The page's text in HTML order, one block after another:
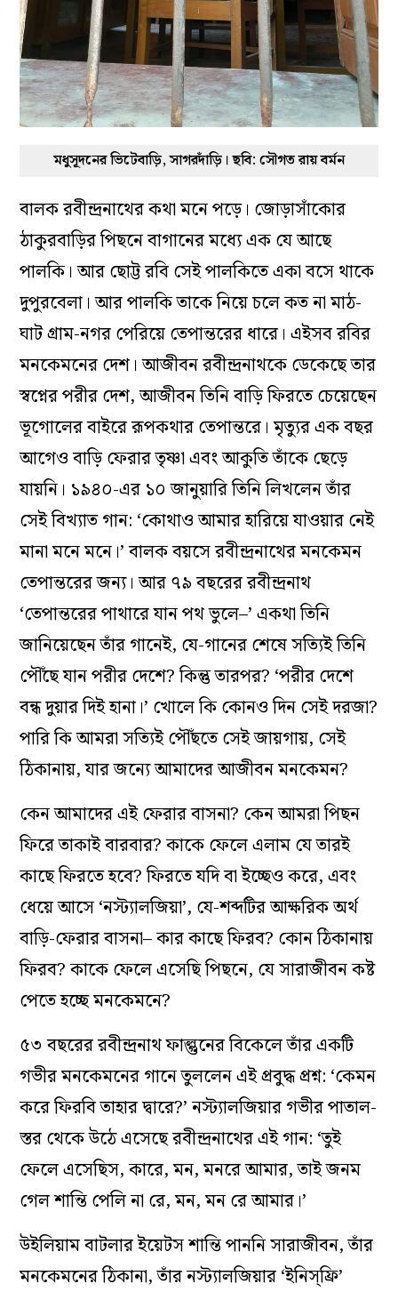
মধুসূদনের ভিটেবাড়ি, সাগরদাঁড়ি। ছবি: সৌগত রায় বর্মন
বালক রবীন্দ্রনাথের কথা মনে পড়ে। জোড়াসাঁকোর
ঠাকুরবাড়ির পিছনে বাগানের মধ্যে এক যে আছে
পালকি। আর ছোট্ট রবি সেই পালকিতে একা বসে থাকে
দুপুরবেলা। আর পালকি তাকে নিয়ে চলে কত না মাঠ-
ঘাট গ্রাম-নগর পেরিয়ে তেপান্তরের ধারে। এইসব রবির
মনকেমনের দেশ। আজীবন রবীন্দ্রনাথকে ডেকেছে তার
স্বপ্নের পরীর দেশ, আজীবন তিনি বাড়ি ফিরতে চেয়েছেন
ভূগোলের বাইরে রূপকথার তেপান্তরে। মৃত্যুর এক বছর
আগেও বাড়ি ফেরার তৃষ্ণা এবং আকুতি তাঁকে ছেড়ে
যায়নি। ১৯৪০-এর ১০ জানুয়ারি তিনি লিখলেন তাঁর
সেই বিখ্যাত গান: ‘কোথাও আমার হারিয়ে যাওয়ার নেই
মানা মনে মনে।’ বালক বয়সে রবীন্দ্রনাথের মনকেমন
তেপান্তরের জন্য। আর ৭৯ বছরের রবীন্দ্রনাথ
‘তেপান্তরের পাথারে যান পথ ভুলে–’ একথা তিনি
জানিয়েছেন তাঁর গানেই, যে-গানের শেষে সত্যিই তিনি
পৌঁছে যান পরীর দেশে? কিন্তু তারপর? ‘পরীর দেশে
বন্ধ দুয়ার দিই হানা।’ খোলে কি কোনও দিন সেই দরজা?
পারি কি আমরা সত‌্যিই পৌঁছতে সেই জায়গায়, সেই
ঠিকানায়, যার জন‌্যে আমাদের আজীবন মনকেমন?
কেন আমাদের এই ফেরার বাসনা? কেন আমরা পিছন
ফিরে তাকাই বারবার? কাকে ফেলে এলাম যে তারই
কাছে ফিরতে হবে? ফিরতে যদি বা ইচ্ছেও করে, এবং
ধেয়ে আসে ‘নস্ট‌্যালজিয়া’, যে-শব্দটির আক্ষরিক অর্থ
বাড়ি-ফেরার বাসনা– কার কাছে ফিরব? কোন ঠিকানায়
ফিরব? কাকে ফেলে এসেছি পিছনে, যে সারাজীবন কষ্ট
পেতে হচ্ছে মনকেমনে?
৫৩ বছরের রবীন্দ্রনাথ ফাল্গুনের বিকেলে তাঁর একটি
গভীর মনকেমনের গানে তুললেন এই প্রবুদ্ধ প্রশ্ন: ‘কেমন
করে ফিরবি তাহার দ্বারে?’ নস্ট‌্যালজিয়ার গভীর পাতাল-
স্তর থেকে উঠে এসেছে রবীন্দ্রনাথের এই গান: ‘তুই
ফেলে এসেছিস, কারে, মন, মনরে আমার, তাই জনম
গেল শান্তি পেলি না রে, মন, মন রে আমার।’
উইলিয়াম বাটলার ইয়েটস শান্তি পাননি সারাজীবন, তাঁর
মনকেমনের ঠিকানা, তাঁর নস্ট‌্যালজিয়ার ‘ইনিস্‌ফ্রি’